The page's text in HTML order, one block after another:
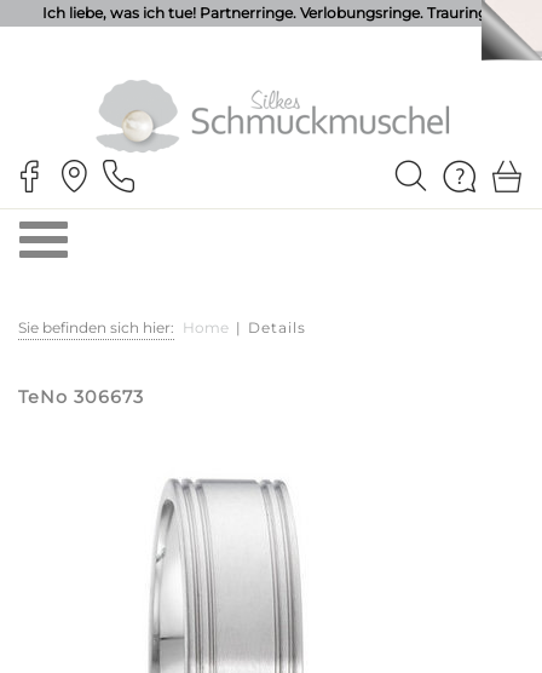
Ich liebe, was ich tue! Partnerringe. Verlobungsringe. Trauringe.
Sie befinden sich hier: Home | Details
TeNo 306673